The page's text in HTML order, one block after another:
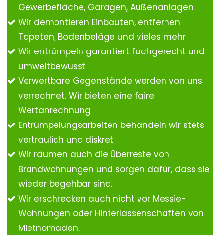
Gewerbefläche, Garagen, Außenanlagen
Wir demontieren Einbauten, entfernen
Tapeten, Bodenbeläge und vieles mehr
Wir entrümpeln garantiert fachgerecht und
umweltbewusst
Verwertbare Gegenstände werden von uns
verrechnet. Wir bieten eine faire
Wertanrechnung
Entrümpelungsarbeiten behandeln wir stets
vertraulich und diskret
Wir räumen auch die Überreste von
Brandwohnungen und sorgen dafür, dass sie
wieder begehbar sind.
Wir erschrecken auch nicht vor Messie-
Wohnungen oder Hinterlassenschaften von
Mietnomaden.